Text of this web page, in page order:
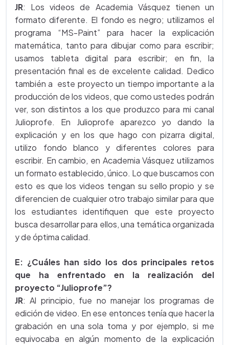
JR: Los videos de Academia Vásquez tienen un
formato diferente. El fondo es negro; utilizamos el
programa “MS-Paint” para hacer la explicación
matemática, tanto para dibujar como para escribir;
usamos tableta digital para escribir; en fin, la
presentación final es de excelente calidad. Dedico
también a este proyecto un tiempo importante a la
producción de los videos, que como ustedes podrán
ver, son distintos a los que produzco para mi canal
Julioprofe. En Julioprofe aparezco yo dando la
explicación y en los que hago con pizarra digital,
utilizo fondo blanco y diferentes colores para
escribir. En cambio, en Academia Vásquez utilizamos
un formato establecido, único. Lo que buscamos con
esto es que los videos tengan su sello propio y se
diferencien de cualquier otro trabajo similar para que
los estudiantes identifiquen que este proyecto
busca desarrollar para ellos, una temática organizada
y de óptima calidad.
E: ¿Cuáles han sido los dos principales retos
que ha enfrentado en la realización del
proyecto “Julioprofe”?
JR: Al principio, fue no manejar los programas de
edición de video. En ese entonces tenía que hacer la
grabación en una sola toma y por ejemplo, si me
equivocaba en algún momento de la explicación